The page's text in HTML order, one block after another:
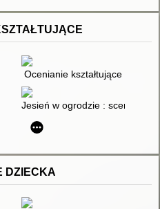
dla nauczycilei edukacji
Ocenianie kształtujące
alternatywą dla tradycyjnego
Jesień w ogrodzie : scenariusz
jeden ze sposobów wspierania
DZIECKA